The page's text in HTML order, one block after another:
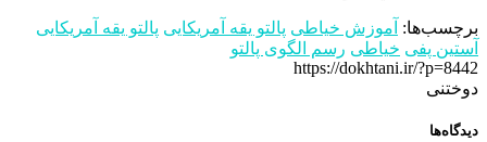
برچسب‌ها: آموزش خیاطی پالتو یقه آمریکایی پالتو یقه آمریکایی
آستین پفی خیاطی رسم الگوی پالتو
https://dokhtani.ir/?p=8442
دوختنی
دیدگاه‌ها